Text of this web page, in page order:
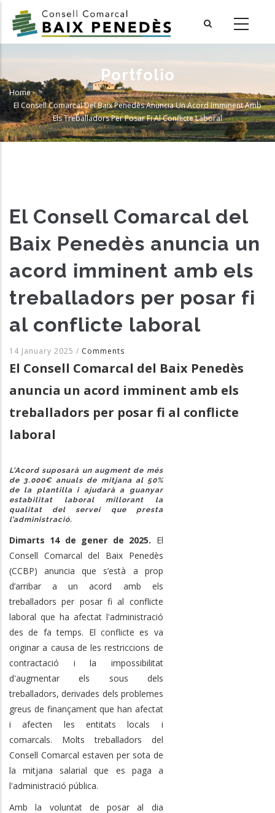
main
Portfolio
Breadcrumb
Home-
El Consell Comarcal Del Baix Penedès Anuncia Un Acord Imminent Amb
Els Treballadors Per Posar Fi Al Conflicte Laboral
El Consell Comarcal del
Baix Penedès anuncia un
acord imminent amb els
treballadors per posar fi
al conflicte laboral
14 January 2025 / Comments
El Consell Comarcal del Baix Penedès
anuncia un acord imminent amb els
treballadors per posar fi al conflicte
laboral
L’Acord suposarà un augment de més
de 3.000€ anuals de mitjana al 50%
de la plantilla i ajudarà a guanyar
estabilitat laboral millorant la
qualitat del servei que presta
l’administració.
Dimarts 14 de gener de 2025. El
Consell Comarcal del Baix Penedès
(CCBP) anuncia que s’està a prop
d’arribar a un acord amb els
treballadors per posar fi al conflicte
laboral que ha afectat l'administració
des de fa temps. El conflicte es va
originar a causa de les restriccions de
contractació i la impossibilitat
d'augmentar els sous dels
treballadors, derivades dels problemes
greus de finançament que han afectat
i afecten les entitats locals i
comarcals. Molts treballadors del
Consell Comarcal estaven per sota de
la mitjana salarial que es paga a
l'administració pública.
Amb la voluntat de posar al dia